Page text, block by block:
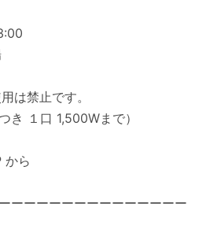
は禁止です。
き １口 1,500Wまで）
から
ーーーーーーーーーーーーーー